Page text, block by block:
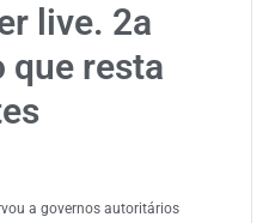
live. 2a
que resta
a governos autoritários